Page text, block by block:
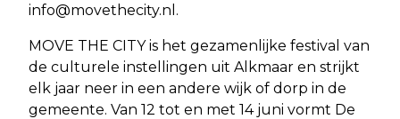
info@movethecity.nl .
MOVE THE CITY is het gezamenlijke festival van
de culturele instellingen uit Alkmaar en strijkt
elk jaar neer in een andere wijk of dorp in de
gemeente. Van 12 tot en met 14 juni vormt De